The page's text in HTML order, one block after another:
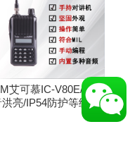
艾可慕IC-V80E/IC-
手持对讲机（停产）
亮/IP54防护等级/手动